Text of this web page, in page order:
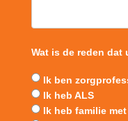
Wat is de reden
Ik ben
Ik heb ALS
Ik heb familie met